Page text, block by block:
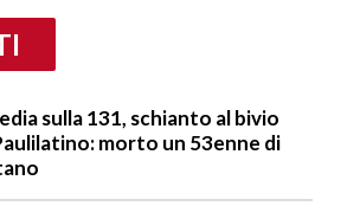
sulla 131, schianto al bivio
morto un 53enne di